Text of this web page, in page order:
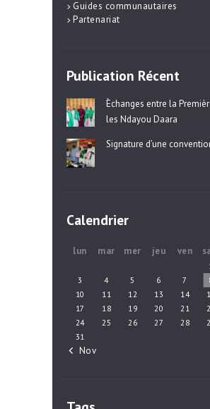
Guides communautaires
Partenariat
Publication Récent
Èchanges entre la
les Ndayou Daara
Signature d’une
Calendrier
lun mar mer jeu ven
3
4 5 6 7
10
11 12 13 14
17
18 19 20 21
24
25 26 27 28
31
« Nov